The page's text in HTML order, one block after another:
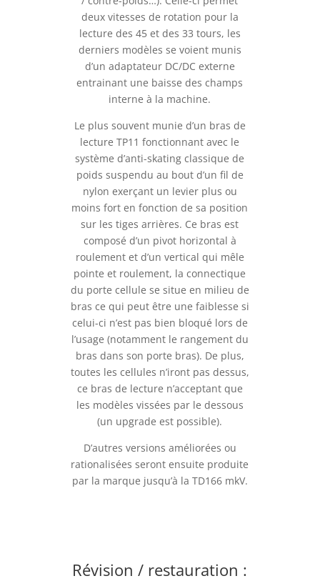
deux vitesses de rotation pour la
lecture des 45 et des 33 tours, les
derniers modèles se voient munis
d’un adaptateur DC/DC externe
entrainant une baisse des champs
interne à la machine.
Le plus souvent munie d’un bras de
lecture TP11 fonctionnant avec le
système d’anti-skating classique de
poids suspendu au bout d’un fil de
nylon exerçant un levier plus ou
moins fort en fonction de sa position
sur les tiges arrières. Ce bras est
composé d’un pivot horizontal à
roulement et d’un vertical qui mêle
pointe et roulement, la connectique
du porte cellule se situe en milieu de
bras ce qui peut être une faiblesse si
celui-ci n’est pas bien bloqué lors de
l’usage (notamment le rangement du
bras dans son porte bras). De plus,
toutes les cellules n’iront pas dessus,
ce bras de lecture n’acceptant que
les modèles vissées par le dessous
(un upgrade est possible).
D’autres versions améliorées ou
rationalisées seront ensuite produite
par la marque jusqu’à la TD166 mkV.
Révision / restauration :